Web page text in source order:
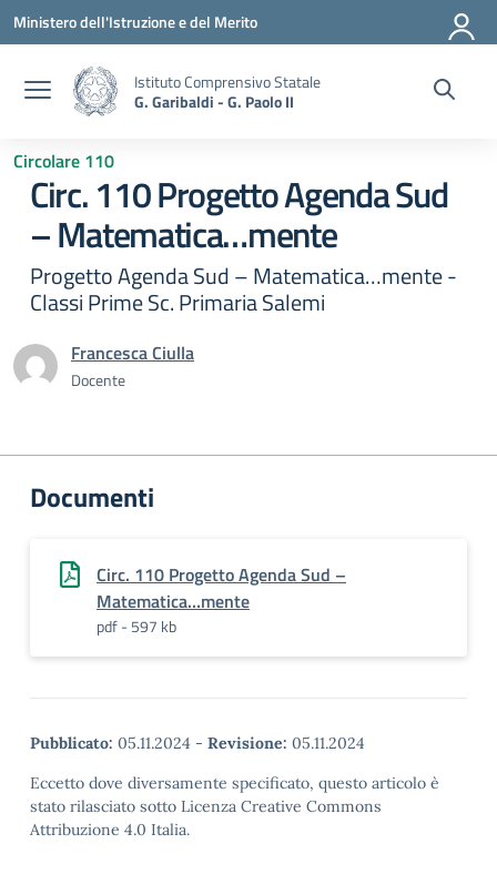
Vai ai contenuti
Vai al menu di navigazione
Vai al footer
Ministero dell'Istruzione e del Merito
Istituto Comprensivo Statale
G. Garibaldi - G. Paolo II
Circolare 110
Circ. 110 Progetto Agenda Sud
– Matematica…mente
Progetto Agenda Sud – Matematica…mente -
Classi Prime Sc. Primaria Salemi
Francesca Ciulla
Docente
Documenti
Circ. 110 Progetto Agenda Sud –
Matematica…mente
pdf - 597 kb
Pubblicato: 05.11.2024 - Revisione: 05.11.2024
Eccetto dove diversamente specificato, questo articolo è
stato rilasciato sotto Licenza Creative Commons
Attribuzione 4.0 Italia.